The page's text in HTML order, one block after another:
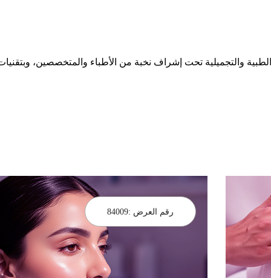
والتجميلية تحت إشراف نخبة من الأطباء والمتخصصين،
رقم العرض :84009